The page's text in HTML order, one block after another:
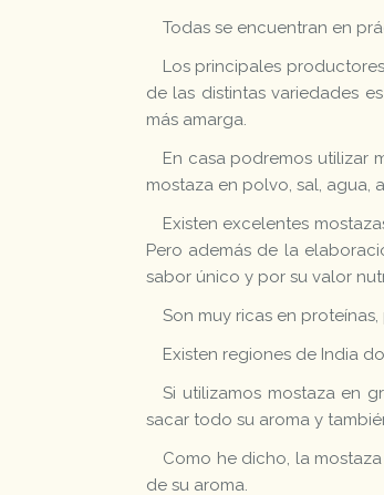
Todas se encuentran en
Los principales
de las distintas variedades
más amarga.
En casa podremos utilizar
mostaza en polvo, sal, agua,
Existen excelentes
Pero además de la
sabor único y por su valor
Son muy ricas en
Existen regiones de India
Si utilizamos mostaza en
sacar todo su aroma y
Como he dicho, la
de su aroma.